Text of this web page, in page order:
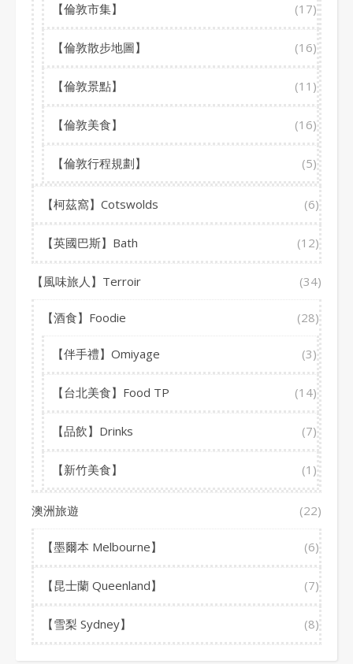
【倫敦市集】 (17)
【倫敦散步地圖】 (16)
【倫敦景點】 (11)
【倫敦美食】 (16)
【倫敦行程規劃】 (5)
【柯茲窩】Cotswolds (6)
【英國巴斯】Bath (12)
【風味旅人】Terroir (34)
【酒食】Foodie (28)
【伴手禮】Omiyage (3)
【台北美食】Food TP (14)
【品飲】Drinks (7)
【新竹美食】 (1)
澳洲旅遊 (22)
【墨爾本 Melbourne】 (6)
【昆士蘭 Queenland】 (7)
【雪梨 Sydney】 (8)